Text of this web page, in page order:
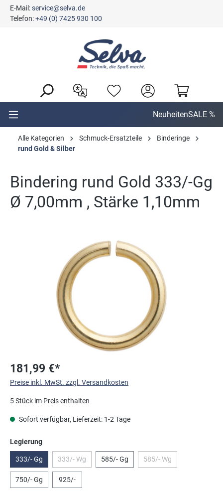
springen
E-Mail:service@selva.de
Telefon:+49 (0) 7425 930 100
NeuheitenSALE %
Alle Kategorien Schmuck-Ersatzteile
Binderinge
rund Gold & Silber
Bindering rund Gold 333/-Gg
Ø 7,00mm , Stärke 1,10mm
Bildergalerie überspringen
181,99 €*
Preise inkl. MwSt. zzgl. Versandkosten
5 Stück im Preis enthalten
Sofort verfügbar, Lieferzeit: 1-2 Tage
Legierungauswählen
333/- Gg 333/- Wg(Diese Option ist zurzeit nicht verfügbar.)
585/- Gg 585/- Wg(Diese Option ist
750/- Gg 925/-